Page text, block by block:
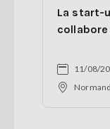
La start-
collabore
11/08/